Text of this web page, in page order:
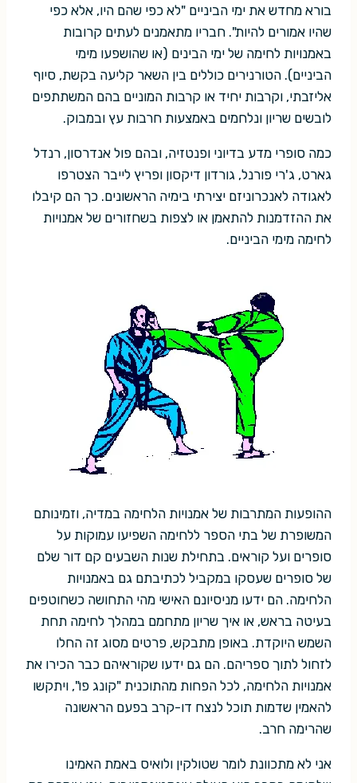
בורא מחדש את ימי הביניים "לא כפי שהם היו, אלא כפי
שהיו אמורים להיות". חבריו מתאמנים לעתים קרובות
באמנויות לחימה של ימי הבינים (או שהושפעו מימי
הביניים). הטורנירים כוללים בין השאר קליעה בקשת, סיוף
אליזבתי, וקרבות יחיד או קרבות המוניים בהם המשתתפים
לובשים שריון ונלחמים באמצעות חרבות עץ ובמבוק.
כמה סופרי מדע בדיוני ופנטזיה, ובהם פול אנדרסון, רנדל
גארט, ג'רי פורנל, גורדון דיקסון ופריץ לייבר הצטרפו
לאגודה לאנכרוניזם יצירתי בימיה הראשונים. כך הם קיבלו
את ההזדמנות להתאמן או לצפות בשחזורים של אמנויות
לחימה מימי הביניים.
ההופעות המתרבות של אמנויות הלחימה במדיה, וזמינותם
המשופרת של בתי הספר ללחימה השפיעו עמוקות על
סופרים ועל קוראים. בתחילת שנות השבעים קם דור שלם
של סופרים שעסקו במקביל לכתיבתם גם באמנויות
הלחימה. הם ידעו מניסיונם האישי מהי התחושה כשחוטפים
בעיטה בראש, או איך שריון מתחמם במהלך לחימה תחת
השמש היוקדת. באופן מתבקש, פרטים מסוג זה החלו
לזחול לתוך ספריהם. הם גם ידעו שקוראיהם כבר הכירו את
אמנויות הלחימה, לכל הפחות מהתוכנית "קונג פו", ויתקשו
להאמין שדמות תוכל לנצח דו-קרב בפעם הראשונה
שהרימה חרב.
אני לא מתכוונת לומר שטולקין ולואיס באמת האמינו